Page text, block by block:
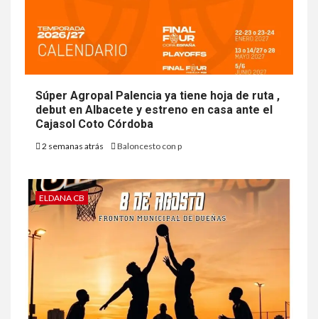
Súper Agropal Palencia ya tiene hoja de ruta ,
debut en Albacete y estreno en casa ante el
Cajasol Coto Córdoba
2 semanas atrás Baloncesto con p
ELDANA CB